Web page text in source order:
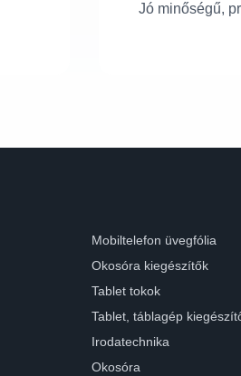
Jó minőségű,
Mobiltelefon üvegfólia
Okosóra kiegészítők
Tablet tokok
Tablet, táblagép
Irodatechnika
Okosóra